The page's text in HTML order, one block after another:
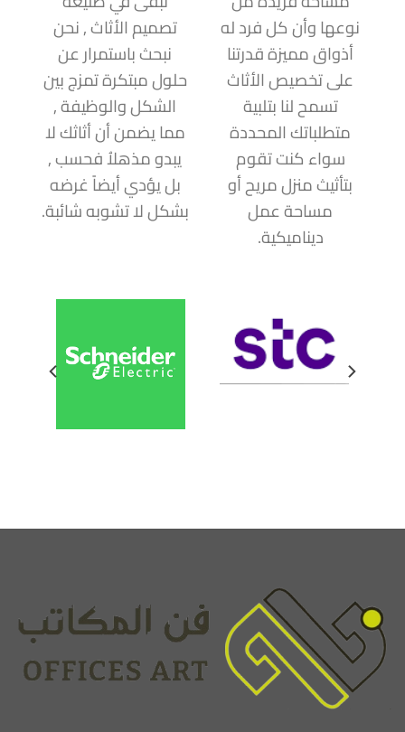
نوعها وأن كل فرد له
أذواق مميزة قدرتنا
على تخصيص الأثاث
تسمح لنا بتلبية
متطلباتك المحددة
سواء كنت تقوم
بتأثيث منزل مريح أو
مساحة عمل
ديناميكية.
تصميم الأثاث , نحن
نبحث باستمرار عن
حلول مبتكرة تمزج بين
الشكل والوظيفة ,
مما يضمن أن أثاثك لا
يبدو مذهلاُ فحسب ,
بل يؤدي أيضاً غرضه
بشكل لا تشوبه شائبة.